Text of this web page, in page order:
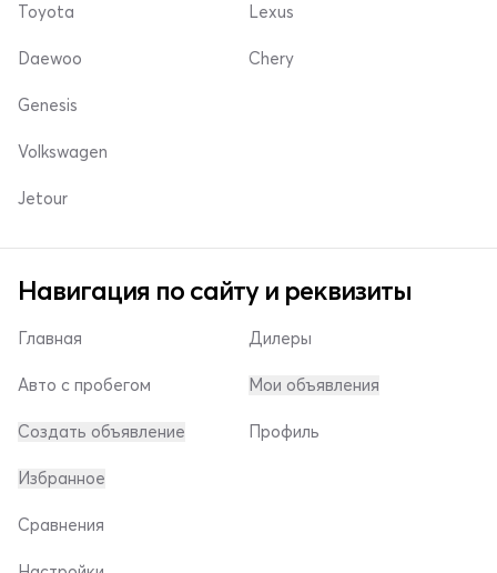
Toyota
Daewoo
Lexus
Chery
Genesis
Volkswagen
Jetour
Навигация по сайту и реквизиты
Главная
Авто с пробегом
Создать объявление
Дилеры
Мои объявления
Профиль
Избранное
Сравнения